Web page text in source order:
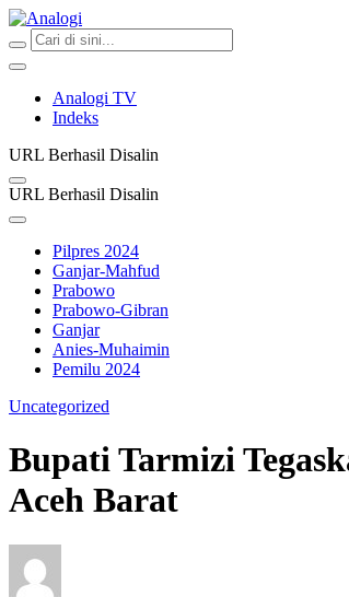
Analogi
Akurat Mengabari
Analogi TV
Indeks
URL Berhasil Disalin
URL Berhasil Disalin
Pilpres 2024
Ganjar-Mahfud
Prabowo
Prabowo-Gibran
Ganjar
Anies-Muhaimin
Pemilu 2024
Uncategorized
Bupati Tarmizi
Aceh Barat